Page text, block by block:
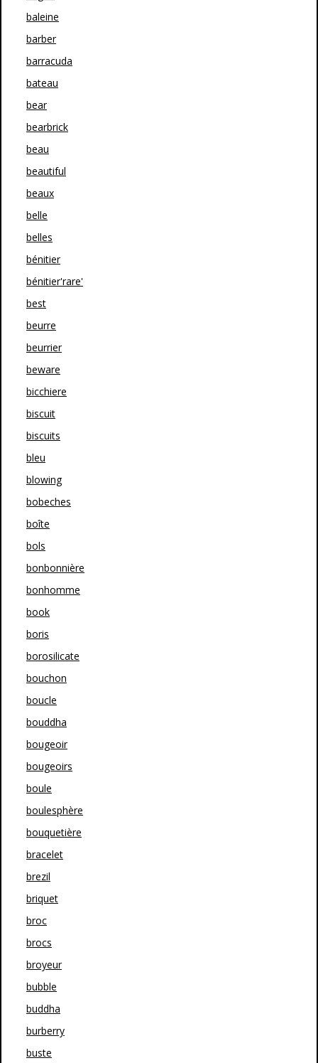
baleine
barber
barracuda
bateau
bear
bearbrick
beau
beautiful
beaux
belle
belles
bénitier
bénitier'rare'
best
beurre
beurrier
beware
bicchiere
biscuit
biscuits
bleu
blowing
bobeches
boîte
bols
bonbonnière
bonhomme
book
boris
borosilicate
bouchon
boucle
bouddha
bougeoir
bougeoirs
boule
boulesphère
bouquetière
bracelet
brezil
briquet
broc
brocs
broyeur
bubble
buddha
burberry
buste